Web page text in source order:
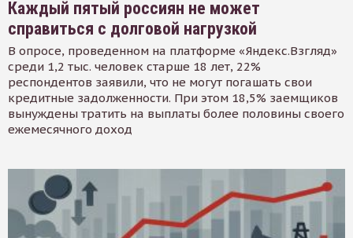
Каждый пятый россиян не может
справиться с долговой нагрузкой
В опросе, проведенном на платформе «Яндекс.Взгляд»
среди 1,2 тыс. человек старше 18 лет, 22%
респондентов заявили, что не могут погашать свои
кредитные задолженности. При этом 18,5% заемщиков
вынуждены тратить на выплаты более половины своего
ежемесячного доход